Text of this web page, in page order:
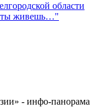
области
ты живешь…"
- инфо-панорама